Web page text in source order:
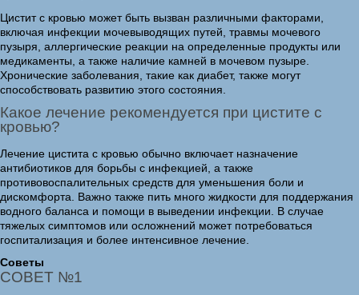
Цистит с кровью может быть вызван различными факторами,
включая инфекции мочевыводящих путей, травмы мочевого
пузыря, аллергические реакции на определенные продукты или
медикаменты, а также наличие камней в мочевом пузыре.
Хронические заболевания, такие как диабет, также могут
способствовать развитию этого состояния.
Какое лечение рекомендуется при цистите с
кровью?
Лечение цистита с кровью обычно включает назначение
антибиотиков для борьбы с инфекцией, а также
противовоспалительных средств для уменьшения боли и
дискомфорта. Важно также пить много жидкости для поддержания
водного баланса и помощи в выведении инфекции. В случае
тяжелых симптомов или осложнений может потребоваться
госпитализация и более интенсивное лечение.
Советы
СОВЕТ №1